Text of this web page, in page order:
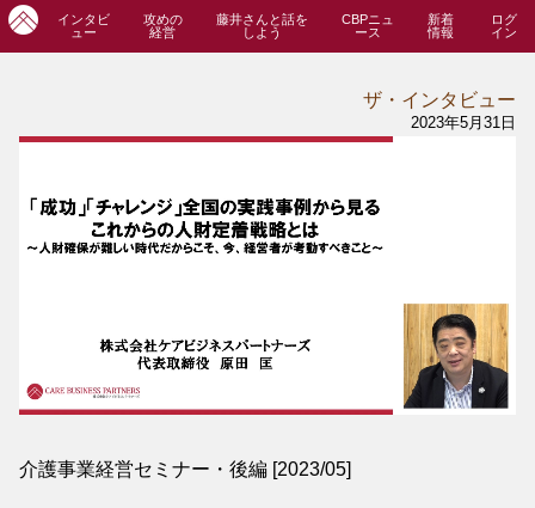
インタビ
ュー
攻めの
経営
藤井さんと話を
しよう
CBPニュ
ース
新着
情報
ログ
イン
ザ・インタビュー
2023年5月31日
介護事業経営セミナー・後編 [2023/05]